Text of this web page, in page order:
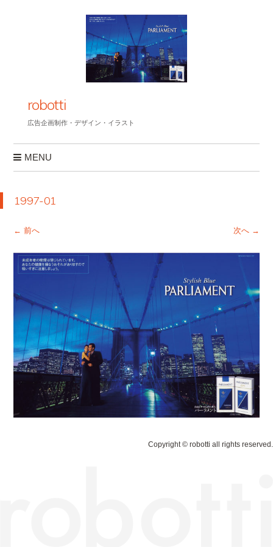
robotti
広告企画制作・デザイン・イラスト
MENU
1997-01
← 前へ 次へ →
Copyright © robotti all rights reserved.